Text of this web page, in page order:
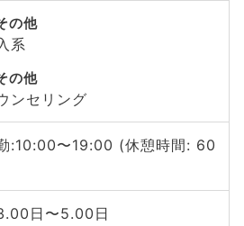
の他
系
の他
ンセリング
:10:00〜19:00 (休憩時間: 60
日〜5.00日